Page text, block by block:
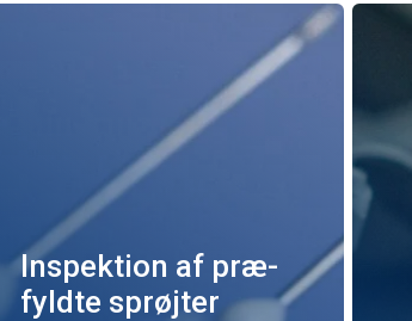
Inspektion af præ-
fyldte sprøjter